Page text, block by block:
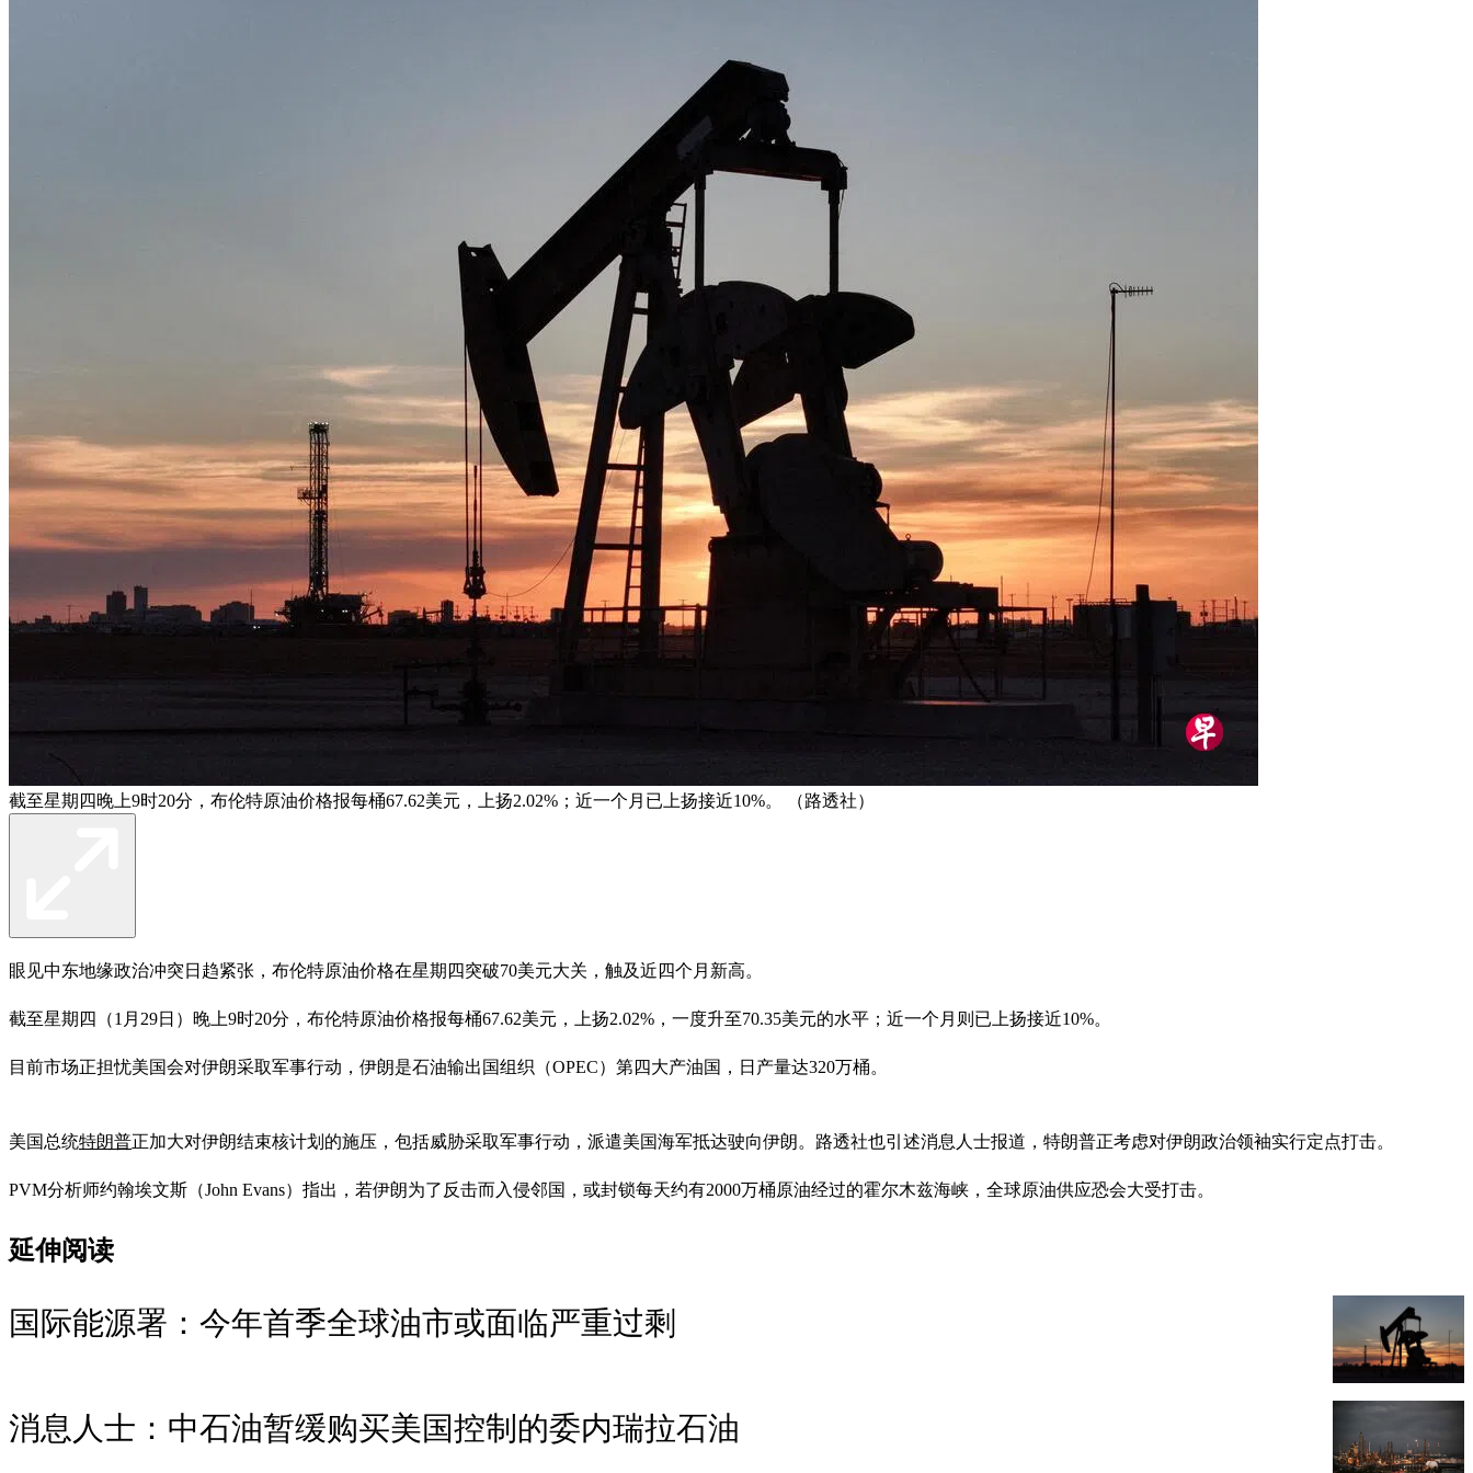
截至星期四晚上9时20分，布伦特原油价格报每桶67.62美元，上扬2.02%；近一个月已上扬接近10%。 （路透社）
眼见中东地缘政治冲突日趋紧张，布伦特原油价格在星期四突破70美元大关，触及近四个月新高。
截至星期四（1月29日）晚上9时20分，布伦特原油价格报每桶67.62美元，上扬2.02%，一度升至70.35美元的水平；近一个月则已上扬接近10%。
目前市场正担忧美国会对伊朗采取军事行动，伊朗是石油输出国组织（OPEC）第四大产油国，日产量达320万桶。
美国总统特朗普正加大对伊朗结束核计划的施压，包括威胁采取军事行动，派遣美国海军抵达驶向伊朗。路透社也引述消息人士报道，特朗普正考虑对伊朗政治领袖实行定点打击。
PVM分析师约翰埃文斯（John Evans）指出，若伊朗为了反击而入侵邻国，或封锁每天约有2000万桶原油经过的霍尔木兹海峡，全球原油供应恐会大受打击。
延伸阅读
国际能源署：今年首季全球油市或面临严重过剩
消息人士：中石油暂缓购买美国控制的委内瑞拉石油